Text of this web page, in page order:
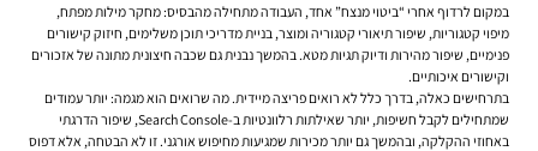
במקום לרדוף אחרי “ביטוי מנצח” אחד, העבודה מתחילה מהבסיס: מחקר מילות מפתח,
מיפוי קטגוריות, שיפור תיאורי קטגוריה ומוצר, בניית מדריכי תוכן משלימים, חיזוק קישורים
פנימיים, שיפור מהירות ודיוק תגיות מטא. בהמשך נבנית גם שכבה חיצונית מתונה של אזכורים
וקישורים איכותיים.
בתרחישים כאלה, בדרך כלל לא רואים פריצה מיידית. מה שרואים הוא מגמה: יותר עמודים
שמתחילים לקבל חשיפות, יותר שאילתות רלוונטיות ב-Search Console, שיפור הדרגתי
באחוזי ההקלקה, ובהמשך גם יותר מכירות שמגיעות מחיפוש אורגני. זו לא הבטחה, אלא דפוס